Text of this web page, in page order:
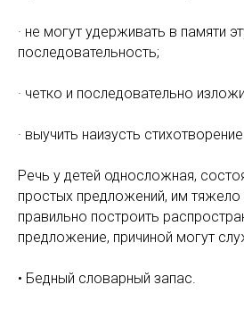
· не могут удерживать в памяти
последовательность;
· четко и последовательно
· выучить наизусть
Речь у детей односложная,
простых предложений, им тяжело
правильно построить
предложение, причиной могут
• Бедный словарный запас.